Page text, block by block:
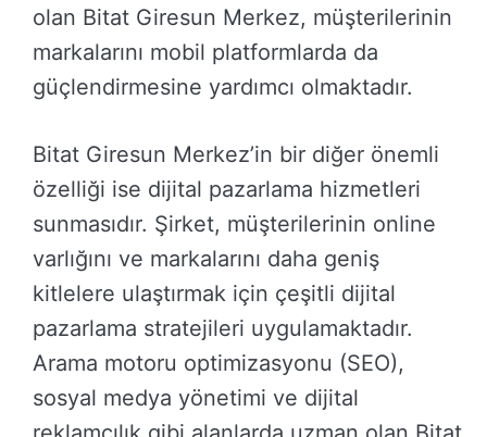
olan Bitat Giresun Merkez, müşterilerinin
markalarını mobil platformlarda da
güçlendirmesine yardımcı olmaktadır.
Bitat Giresun Merkez’in bir diğer önemli
özelliği ise dijital pazarlama hizmetleri
sunmasıdır. Şirket, müşterilerinin online
varlığını ve markalarını daha geniş
kitlelere ulaştırmak için çeşitli dijital
pazarlama stratejileri uygulamaktadır.
Arama motoru optimizasyonu (SEO),
sosyal medya yönetimi ve dijital